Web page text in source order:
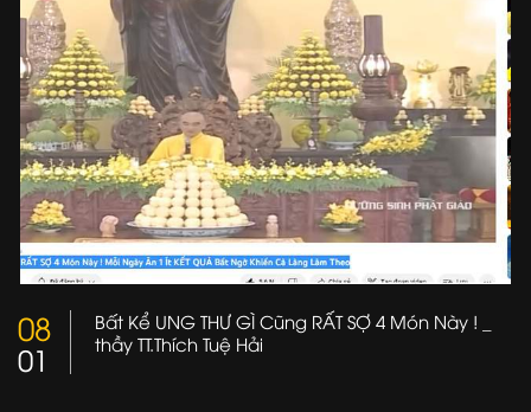
08
01
Bất Kể UNG THƯ GÌ Cũng RẤT SỢ 4 Món Này ! _
thầy TT.Thích Tuệ Hải